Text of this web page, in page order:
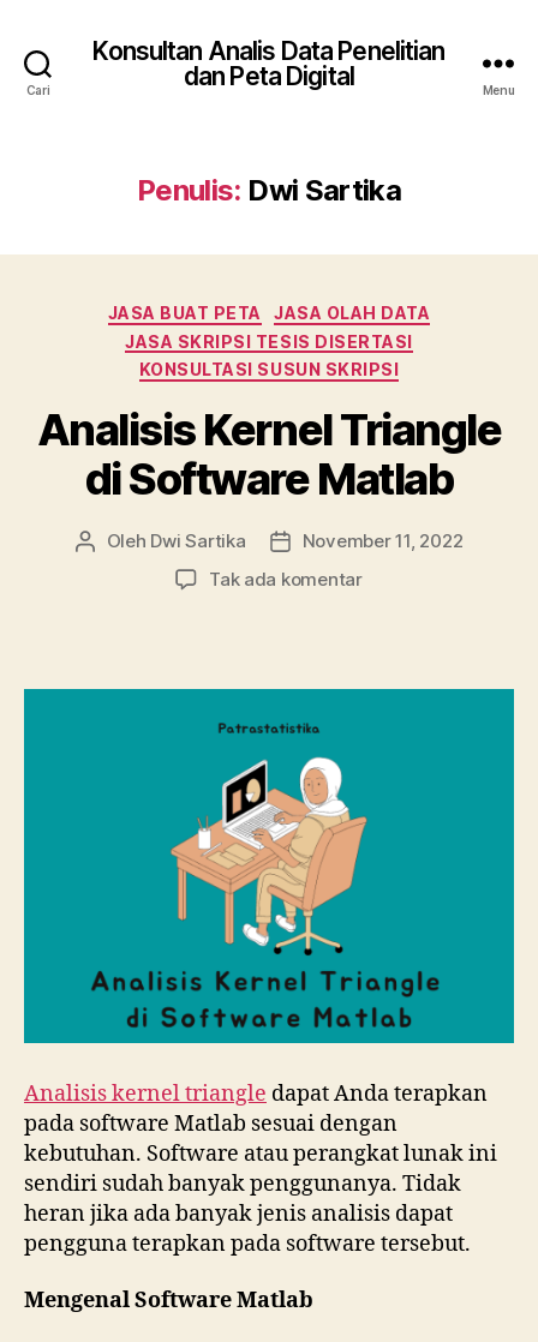
Cari
Konsultan Analis Data Penelitian
dan Peta Digital
Menu
Penulis: Dwi Sartika
Kategori
JASA BUAT PETA
JASA OLAH DATA
JASA SKRIPSI TESIS DISERTASI
KONSULTASI SUSUN SKRIPSI
Analisis Kernel Triangle
di Software Matlab
Penulis
Oleh Dwi Sartika
Tanggal
artikel
November 11, 2022
Tak ada komentarpada
Analisis kernel triangle dapat Anda terapkan
pada software Matlab sesuai dengan
kebutuhan. Software atau perangkat lunak ini
sendiri sudah banyak penggunanya. Tidak
heran jika ada banyak jenis analisis dapat
pengguna terapkan pada software tersebut.
Mengenal Software Matlab